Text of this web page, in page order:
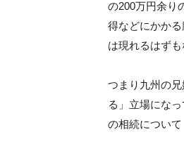
の200万円余り
得などにかか
は現れるはずも
つまり九州の
る」立場にな
の相続について